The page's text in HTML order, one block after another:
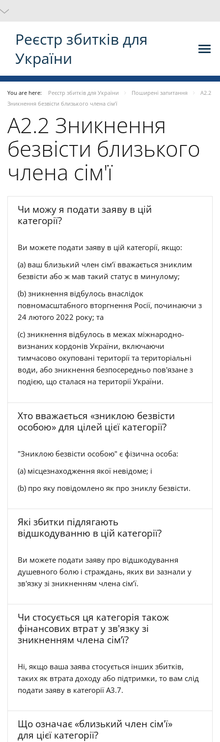
Реєстр збитків для
України
You are here: Реєстр збитків для України Поширені запитання
А2.2
Зникнення безвісти близького члена сім'ї
А2.2 Зникнення
безвісти близького
члена сім'ї
Чи можу я подати заяву в цій
категорії?
Ви можете подати заяву в цій категорії, якщо:
(a) ваш близький член сім’ї вважається зниклим
безвісти або ж мав такий статус в минулому;
(b) зникнення відбулось внаслідок
повномасштабного вторгнення Росії, починаючи з
24 лютого 2022 року; та
(c) зникнення відбулось в межах міжнародно-
визнаних кордонів України, включаючи
тимчасово окуповані території та територіальні
води, або зникнення безпосередньо пов'язане з
подією, що сталася на території України.
Хто вважається «зниклою безвісти
особою» для цілей цієї категорії?
"Зниклою безвісти особою" є фізична особа:
(a) місцезнаходження якої невідоме; і
(b) про яку повідомлено як про зниклу безвісти.
Які збитки підлягають
відшкодуванню в цій категорії?
Ви можете подати заяву про відшкодування
душевного болю і страждань, яких ви зазнали у
зв'язку зі зникненням члена сім’ї.
Чи стосується ця категорія також
фінансових втрат у зв'язку зі
зникненням члена сім’ї?
Ні, якщо ваша заява стосується інших збитків,
таких як втрата доходу або підтримки, то вам слід
подати заяву в категорії А3.7.
Що означає «близький член сім'ї»
для цієї категорії?